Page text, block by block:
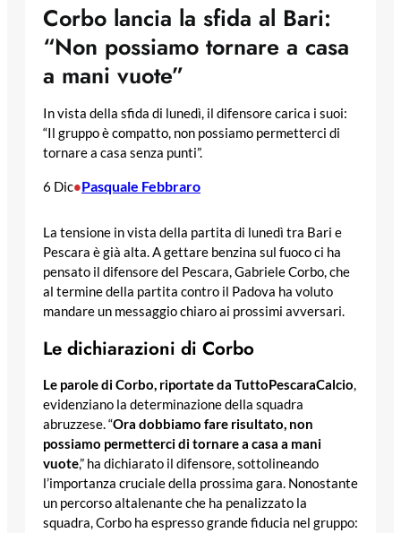
Corbo lancia la sfida al Bari:
“Non possiamo tornare a casa
a mani vuote”
In vista della sfida di lunedì, il difensore carica i suoi:
“Il gruppo è compatto, non possiamo permetterci di
tornare a casa senza punti”.
6 Dic•Pasquale Febbraro
La tensione in vista della partita di lunedì tra Bari e
Pescara è già alta. A gettare benzina sul fuoco ci ha
pensato il difensore del Pescara, Gabriele Corbo, che
al termine della partita contro il Padova ha voluto
mandare un messaggio chiaro ai prossimi avversari.
Le dichiarazioni di Corbo
Le parole di Corbo, riportate da TuttoPescaraCalcio,
evidenziano la determinazione della squadra
abruzzese. “Ora dobbiamo fare risultato, non
possiamo permetterci di tornare a casa a mani
vuote,” ha dichiarato il difensore, sottolineando
l’importanza cruciale della prossima gara. Nonostante
un percorso altalenante che ha penalizzato la
squadra, Corbo ha espresso grande fiducia nel gruppo: